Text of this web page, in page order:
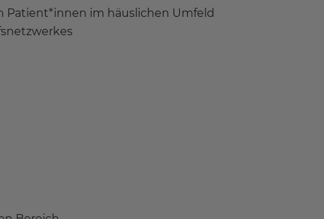
Patient*innen im häuslichen Umfeld